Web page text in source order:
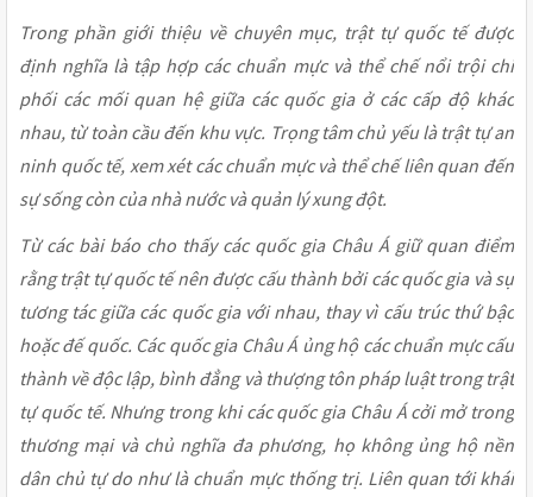
Trong phần giới thiệu về chuyên mục, trật tự quốc tế được
định nghĩa là tập hợp các chuẩn mực và thể chế nổi trội chi
phối các mối quan hệ giữa các quốc gia ở các cấp độ khác
nhau, từ toàn cầu đến khu vực. Trọng tâm chủ yếu là trật tự an
ninh quốc tế, xem xét các chuẩn mực và thể chế liên quan đến
sự sống còn của nhà nước và quản lý xung đột.
Từ các bài báo cho thấy các quốc gia Châu Á giữ quan điểm
rằng trật tự quốc tế nên được cấu thành bởi các quốc gia và sự
tương tác giữa các quốc gia với nhau, thay vì cấu trúc thứ bậc
hoặc đế quốc. Các quốc gia Châu Á ủng hộ các chuẩn mực cấu
thành về độc lập, bình đẳng và thượng tôn pháp luật trong trật
tự quốc tế. Nhưng trong khi các quốc gia Châu Á cởi mở trong
thương mại và chủ nghĩa đa phương, họ không ủng hộ nền
dân chủ tự do như là chuẩn mực thống trị. Liên quan tới khái